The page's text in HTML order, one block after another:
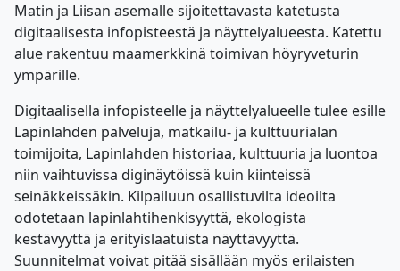
Matin ja Liisan asemalle sijoitettavasta katetusta
digitaalisesta infopisteestä ja näyttelyalueesta. Katettu
alue rakentuu maamerkkinä toimivan höyryveturin
ympärille.
Digitaalisella infopisteelle ja näyttelyalueelle tulee esille
Lapinlahden palveluja, matkailu- ja kulttuurialan
toimijoita, Lapinlahden historiaa, kulttuuria ja luontoa
niin vaihtuvissa diginäytöissä kuin kiinteissä
seinäkkeissäkin. Kilpailuun osallistuvilta ideoilta
odotetaan lapinlahtihenkisyyttä, ekologista
kestävyyttä ja erityislaatuista näyttävyyttä.
Suunnitelmat voivat pitää sisällään myös erilaisten